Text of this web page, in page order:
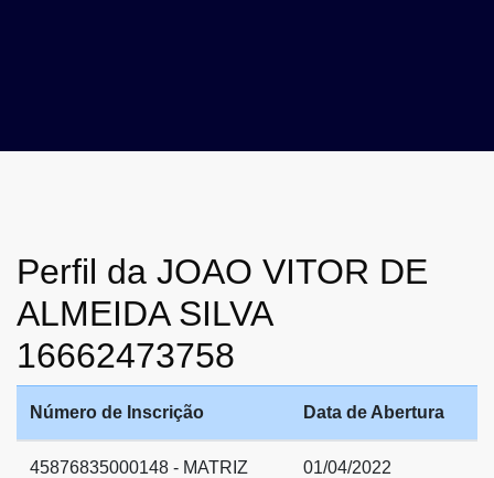
Perfil da JOAO VITOR DE
ALMEIDA SILVA
16662473758
Número de Inscrição Data de Abertura
45876835000148 - MATRIZ 01/04/2022